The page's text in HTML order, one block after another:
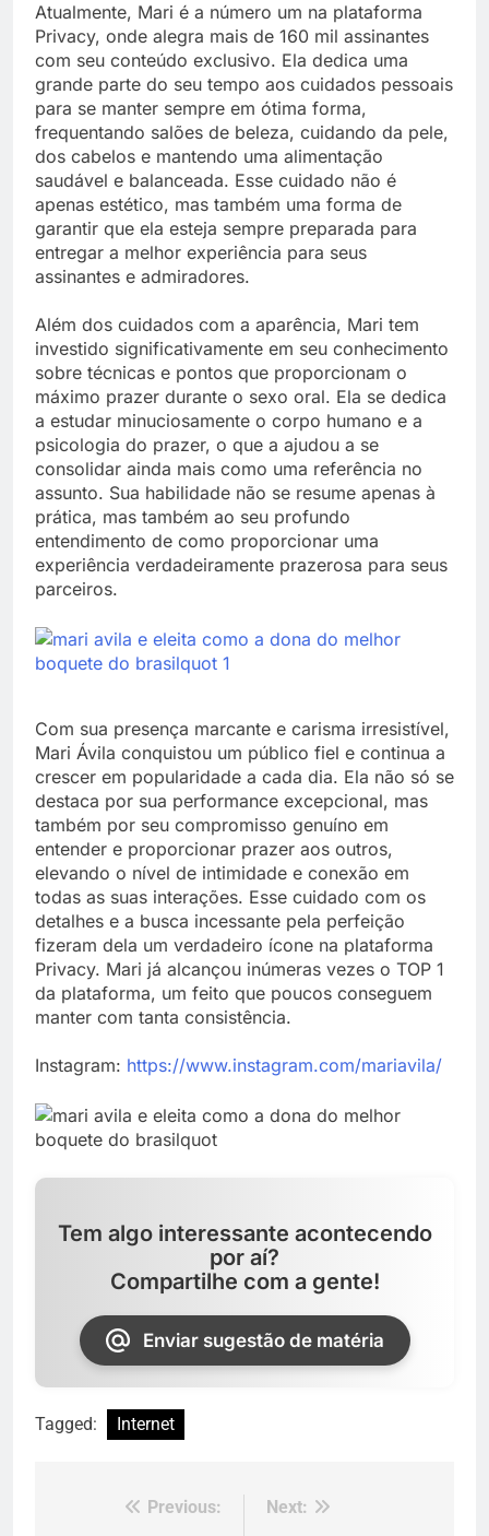
Atualmente, Mari é a número um na plataforma
Privacy, onde alegra mais de 160 mil assinantes
com seu conteúdo exclusivo. Ela dedica uma
grande parte do seu tempo aos cuidados pessoais
para se manter sempre em ótima forma,
frequentando salões de beleza, cuidando da pele,
dos cabelos e mantendo uma alimentação
saudável e balanceada. Esse cuidado não é
apenas estético, mas também uma forma de
garantir que ela esteja sempre preparada para
entregar a melhor experiência para seus
assinantes e admiradores.
Além dos cuidados com a aparência, Mari tem
investido significativamente em seu conhecimento
sobre técnicas e pontos que proporcionam o
máximo prazer durante o sexo oral. Ela se dedica
a estudar minuciosamente o corpo humano e a
psicologia do prazer, o que a ajudou a se
consolidar ainda mais como uma referência no
assunto. Sua habilidade não se resume apenas à
prática, mas também ao seu profundo
entendimento de como proporcionar uma
experiência verdadeiramente prazerosa para seus
parceiros.
Com sua presença marcante e carisma irresistível,
Mari Ávila conquistou um público fiel e continua a
crescer em popularidade a cada dia. Ela não só se
destaca por sua performance excepcional, mas
também por seu compromisso genuíno em
entender e proporcionar prazer aos outros,
elevando o nível de intimidade e conexão em
todas as suas interações. Esse cuidado com os
detalhes e a busca incessante pela perfeição
fizeram dela um verdadeiro ícone na plataforma
Privacy. Mari já alcançou inúmeras vezes o TOP 1
da plataforma, um feito que poucos conseguem
manter com tanta consistência.
Instagram: https://www.instagram.com/mariavila/
Tem algo interessante acontecendo
por aí?
Compartilhe com a gente!
Enviar sugestão de matéria
Tagged: Internet
Navegação
Previous:
Next: